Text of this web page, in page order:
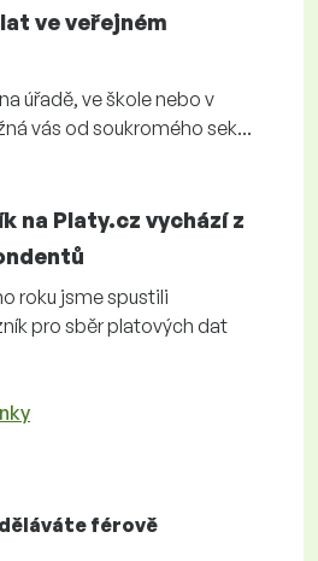
ve veřejném
úřadě, ve škole nebo v
vás od soukromého sek...
na Platy.cz vychází z
roku jsme spustili
pro sběr platových dat
férově